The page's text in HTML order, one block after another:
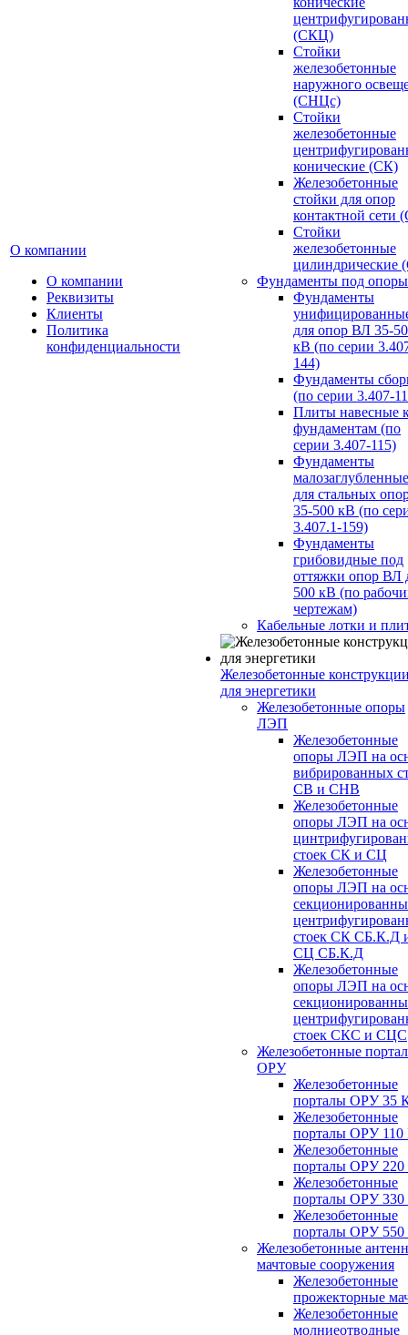
О компании
О компании
Реквизиты
Клиенты
Политика
конфиденциальности
(СКЦ)
Стойки
железобетонные
наружного
(СНЦс)
Стойки
железобетонные
конические (СК)
Железобетонные
стойки для опор
контактной сети
Стойки
железобетонные
цилиндрические
Фундаменты под опоры
Фундаменты
для опор ВЛ 35-
кВ (по серии
144)
Фундаменты
(по серии 3.407-
Плиты навесные
фундаментам (по
серии 3.407-115)
Фундаменты
малозаглубленные
для стальных
35-500 кВ (по
3.407.1-159)
Фундаменты
грибовидные под
оттяжки опор ВЛ
500 кВ (по
чертежам)
Кабельные лотки и
Железобетонные
для энергетики
Железобетонные опоры
ЛЭП
Железобетонные
опоры ЛЭП на
вибрированных
СВ и СНВ
Железобетонные
опоры ЛЭП на
стоек СК и СЦ
Железобетонные
опоры ЛЭП на
стоек СК СБ.К.Д
СЦ СБ.К.Д
Железобетонные
опоры ЛЭП на
стоек СКС и СЦС
Железобетонные
ОРУ
Железобетонные
порталы ОРУ 35
Железобетонные
порталы ОРУ
Железобетонные
порталы ОРУ
Железобетонные
порталы ОРУ
Железобетонные
порталы ОРУ
Железобетонные
мачтовые сооружения
Железобетонные
прожекторные
Железобетонные
молниеотводные